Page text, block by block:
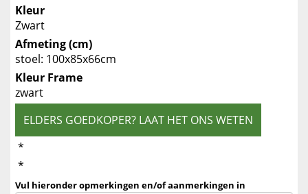
Kleur
Zwart
Afmeting (cm)
stoel: 100x85x66cm
Kleur Frame
zwart
ELDERS GOEDKOPER? LAAT HET ONS WETEN
*
*
Vul hieronder opmerkingen en/of aanmerkingen in